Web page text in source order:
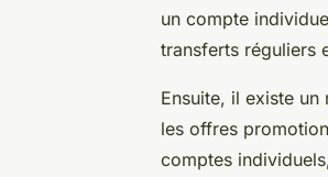
un compte
transferts réguliers
Ensuite, il existe un
les offres
comptes